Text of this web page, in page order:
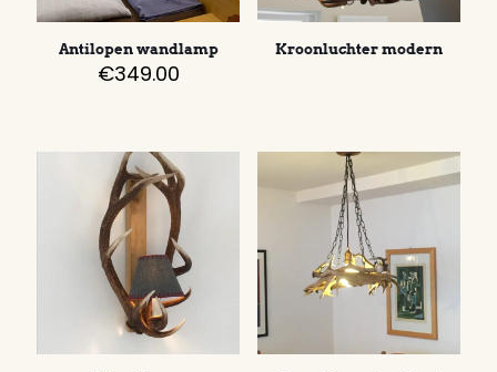
Antilopen wandlamp
€349.00
Kroonluchter modern